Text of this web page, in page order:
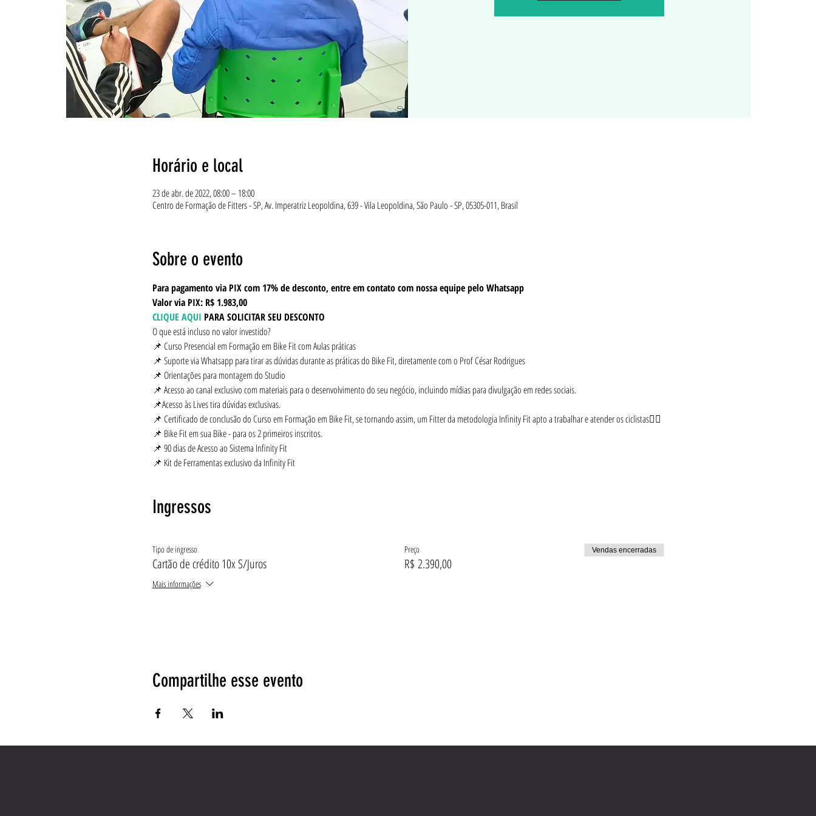
Horário e local
23 de abr. de 2022, 08:00 – 18:00
Centro de Formação de Fitters - SP, Av. Imperatriz Leopoldina, 639 - Vila Leopoldina, São Paulo - SP, 05305-011, Brasil
Sobre o evento
Para pagamento via PIX com 17% de desconto, entre em contato com nossa equipe pelo Whatsapp
Valor via PIX: R$ 1.983,00
CLIQUE AQUI PARA SOLICITAR SEU DESCONTO
O que está incluso no valor investido?
📌 Curso Presencial em Formação em Bike Fit com Aulas práticas
📌 Suporte via Whatsapp para tirar as dúvidas durante as práticas do Bike Fit, diretamente com o Prof César Rodrigues
📌 Orientações para montagem do Studio
📌 Acesso ao canal exclusivo com materiais para o desenvolvimento do seu negócio, incluindo mídias para divulgação em redes sociais.
📌Acesso às Lives tira dúvidas exclusivas.
📌 Certificado de conclusão do Curso em Formação em Bike Fit, se tornando assim, um Fitter da metodologia Infinity Fit apto a trabalhar e atender os ciclistas🚴‍♂️
📌 Bike Fit em sua Bike - para os 2 primeiros inscritos.
📌 90 dias de Acesso ao Sistema Infinity Fit
📌 Kit de Ferramentas exclusivo da Infinity Fit
Ingressos
Tipo de ingresso
Cartão de crédito 10x S/Juros
Mais informações
Preço
R$ 2.390,00
Vendas encerradas
Compartilhe esse evento